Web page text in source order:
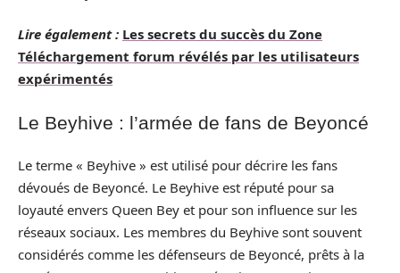
Lire également : Les secrets du succès du Zone
Téléchargement forum révélés par les utilisateurs
expérimentés
Le Beyhive : l’armée de fans de Beyoncé
Le terme « Beyhive » est utilisé pour décrire les fans
dévoués de Beyoncé. Le Beyhive est réputé pour sa
loyauté envers Queen Bey et pour son influence sur les
réseaux sociaux. Les membres du Beyhive sont souvent
considérés comme les défenseurs de Beyoncé, prêts à la